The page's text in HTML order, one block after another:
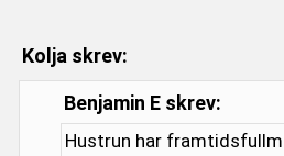
Kolja skrev:
Benjamin E skrev:
Hustrun har